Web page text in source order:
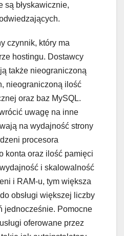
są błyskawicznie,
czynnik, który ma
hostingu. Dostawcy
także nieograniczoną
nieograniczoną ilość
oraz baz MySQL.
uwagę na inne
na wydajność strony
procesora
konta oraz ilość pamięci
i skalowalność
i RAM-u, tym większa
obsługi większej liczby
jednocześnie. Pomocne
oferowane przez